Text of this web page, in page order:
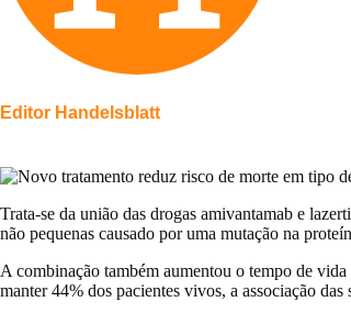
Editor Handelsblatt
Trata-se da união das drogas amivantamab e
não pequenas causado por uma mutação na
A combinação também aumentou o tempo de
manter 44% dos pacientes vivos, a associação